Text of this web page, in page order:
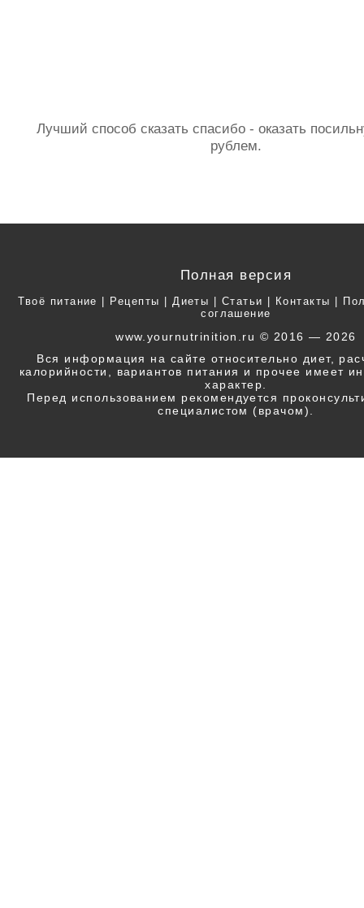
Лучший способ сказать спасибо - оказать
рублем.
Полная версия
Твоё питание | Рецепты | Диеты | Статьи | Контакты |
соглашение
www.yournutrinition.ru © 2016 — 2026
Вся информация на сайте относительно диет,
калорийности, вариантов питания и прочее имеет
характер.
Перед использованием рекомендуется
специалистом (врачом).